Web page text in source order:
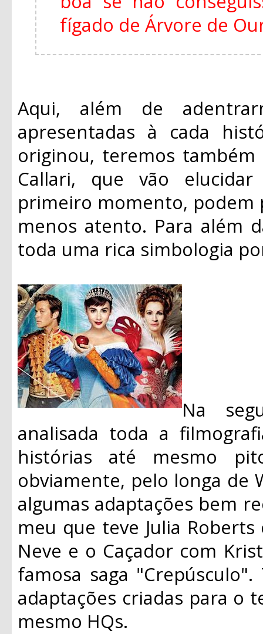
fígado de Árvore de
Aqui, além de
apresentadas à cada
originou, teremos
Callari, que vão
primeiro momento, podem
menos atento. Para além
toda uma rica simbologia
Na
analisada toda a
histórias até mesmo
obviamente, pelo longa de
algumas adaptações bem
meu que teve Julia
Neve e o Caçador com
famosa saga
adaptações criadas para o
mesmo HQs.